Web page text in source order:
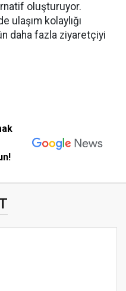
oluşturuyor.
ulaşım kolaylığı
daha fazla ziyaretçiyi